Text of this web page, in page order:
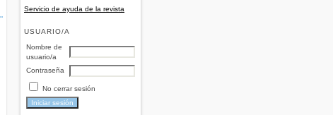
Servicio de ayuda de la revista
USUARIO/A
Nombre de
usuario/a
Contraseña
No cerrar sesión